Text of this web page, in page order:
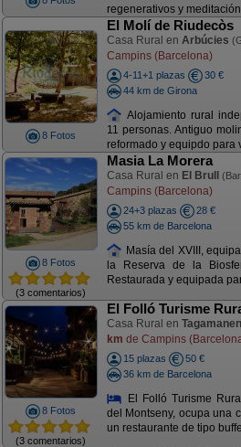
regenerativos y
8 Fotos
El Molí de Riudecòs
Casa Rural en Arbúcies
Campins (Barcelona)
4-11+1 plazas
30 €
44 km de Girona
Alojamiento rural
11 personas. Antiguo
reformado y equipdo para
8 Fotos
(3 comentarios)
Masia La Morera
Casa Rural en El Brull
Campins (Barcelona)
24+3 plazas
28 €
55 km de Barcelona
Masía del XVIII,
la Reserva de la
Restaurada y equipada
8 Fotos
(3 comentarios)
El Folló Turisme
Casa Rural en
km de Campins
15 plazas
50 €
36 km de Barcelona
El Folló Turisme
del Montseny, ocupa una
un restaurante de tipo